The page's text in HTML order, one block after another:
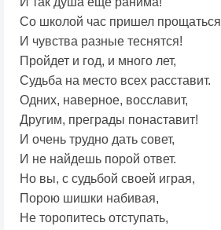
Со школой час пришел прощаться
И чувства разные теснятся!
Пройдет и год, и много лет,
Судьба на место всех расставит.
Одних, наверное, восславит,
Другим, преграды понаставит!
И очень трудно дать совет,
И не найдешь порой ответ.
Но вы, с судьбой своей играя,
Порою шишки набивая,
Не торопитесь отступать,